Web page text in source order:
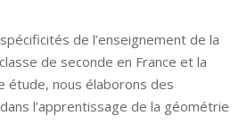
de l’enseignement de la
de seconde en France et la
étude, nous élaborons des
l’apprentissage de la géométrie